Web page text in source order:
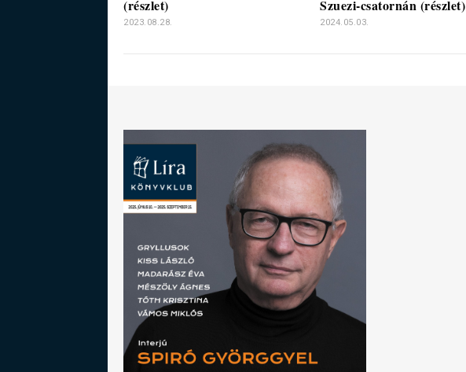
(részlet)
2023.08.28.
Szuezi-csatornán (részlet)
2024.05.03.